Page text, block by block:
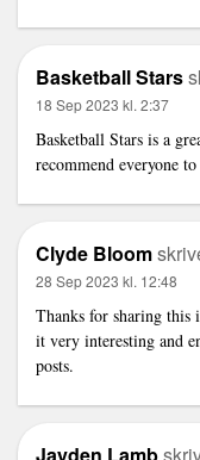
Basketball Stars
18 Sep 2023 kl. 2:37
Basketball Stars is a
recommend everyone
Clyde Bloom
28 Sep 2023 kl. 12:48
Thanks for sharing this
it very interesting and
posts.